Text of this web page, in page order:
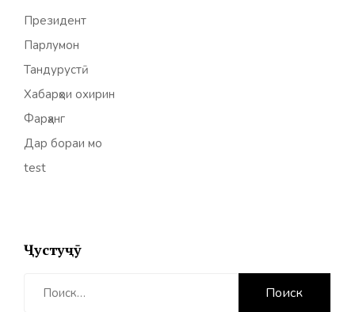
Президент
Парлумон
Тандурустӣ
Хабарҳои охирин
Фарҳанг
Дар бораи мо
test
Ҷустуҷӯ